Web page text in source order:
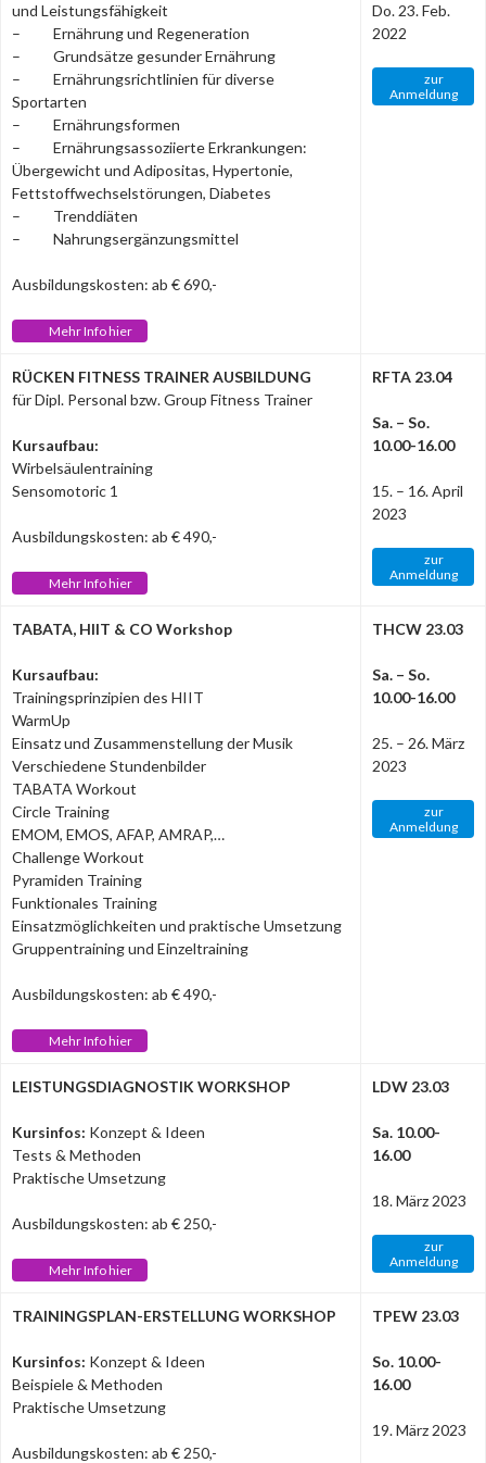
und Leistungsfähigkeit
– Ernährung und Regeneration
– Grundsätze gesunder Ernährung
– Ernährungsrichtlinien für diverse
Sportarten
– Ernährungsformen
– Ernährungsassoziierte Erkrankungen:
Übergewicht und Adipositas, Hypertonie,
Fettstoffwechselstörungen, Diabetes
– Trenddiäten
– Nahrungsergänzungsmittel
Ausbildungskosten: ab € 690,-
Mehr Info hier
Do. 23. Feb.
2022
zur
Anmeldung
RÜCKEN FITNESS TRAINER AUSBILDUNG
für Dipl. Personal bzw. Group Fitness Trainer
Kursaufbau:
Wirbelsäulentraining
Sensomotoric 1
Ausbildungskosten: ab € 490,-
Mehr Info hier
RFTA 23.04
Sa. – So.
10.00-16.00
15. – 16. April
2023
zur
Anmeldung
TABATA, HIIT & CO Workshop
Kursaufbau:
Trainingsprinzipien des HIIT
WarmUp
Einsatz und Zusammenstellung der Musik
Verschiedene Stundenbilder
TABATA Workout
Circle Training
EMOM, EMOS, AFAP, AMRAP,…
Challenge Workout
Pyramiden Training
Funktionales Training
Einsatzmöglichkeiten und praktische Umsetzung
Gruppentraining und Einzeltraining
Ausbildungskosten: ab € 490,-
Mehr Info hier
THCW 23.03
Sa. – So.
10.00-16.00
25. – 26. März
2023
zur
Anmeldung
LEISTUNGSDIAGNOSTIK WORKSHOP
Kursinfos: Konzept & Ideen
Tests & Methoden
Praktische Umsetzung
Ausbildungskosten: ab € 250,-
Mehr Info hier
LDW 23.03
Sa. 10.00-
16.00
18. März 2023
zur
Anmeldung
TRAININGSPLAN-ERSTELLUNG WORKSHOP
Kursinfos: Konzept & Ideen
Beispiele & Methoden
Praktische Umsetzung
Ausbildungskosten: ab € 250,-
TPEW 23.03
So. 10.00-
16.00
19. März 2023